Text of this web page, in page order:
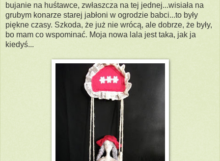
bujanie na huśtawce, zwłaszcza na tej jednej...wisiała na
grubym konarze starej jabłoni w ogrodzie babci...to były
piękne czasy. Szkoda, że już nie wrócą, ale dobrze, że były,
bo mam co wspominać. Moja nowa lala jest taka, jak ja
kiedyś...